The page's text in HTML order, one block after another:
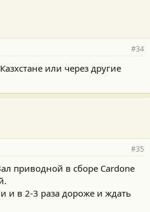
#34
или через другие
#35
приводной в сборе Cardone
и в 2-3 раза дороже и ждать